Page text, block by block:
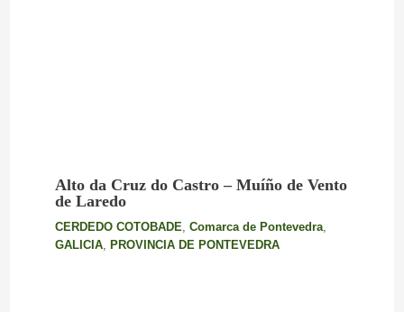
Alto da Cruz do Castro – Muíño de Vento
de Laredo
CERDEDO COTOBADE, Comarca de Pontevedra,
GALICIA, PROVINCIA DE PONTEVEDRA